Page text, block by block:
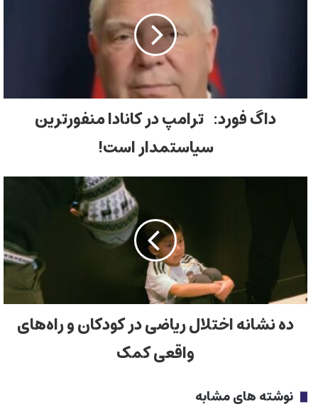
داگ فورد: ترامپ در کانادا منفورترین
سیاستمدار است!
ده نشانه اختلال ریاضی در کودکان و راه‌های
واقعی کمک
نوشته های مشابه